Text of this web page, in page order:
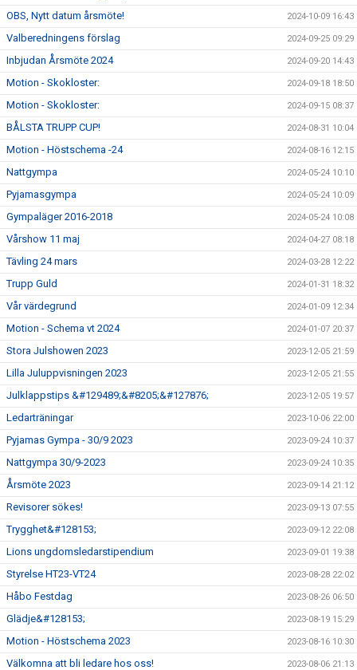
OBS, Nytt datum årsmöte! 2024-10-09 16:43
Valberedningens förslag 2024-09-25 09:29
Inbjudan Årsmöte 2024 2024-09-20 14:43
Motion - Skokloster: 2024-09-18 18:50
Motion - Skokloster: 2024-09-15 08:37
BÅLSTA TRUPP CUP! 2024-08-31 10:04
Motion - Höstschema -24 2024-08-16 12:15
Nattgympa 2024-05-24 10:10
Pyjamasgympa 2024-05-24 10:09
Gympaläger 2016-2018 2024-05-24 10:08
Vårshow 11 maj 2024-04-27 08:18
Tävling 24 mars 2024-03-28 12:22
Trupp Guld 2024-01-31 18:32
Vår värdegrund 2024-01-09 12:34
Motion - Schema vt 2024 2024-01-07 20:37
Stora Julshowen 2023 2023-12-05 21:59
Lilla Juluppvisningen 2023 2023-12-05 21:55
Julklappstips &#129489;&#8205;&#127876; 2023-12-05 19:57
Ledarträningar 2023-10-06 22:00
Pyjamas Gympa - 30/9 2023 2023-09-24 10:37
Nattgympa 30/9-2023 2023-09-24 10:35
Årsmöte 2023 2023-09-14 21:12
Revisorer sökes! 2023-09-13 07:55
Trygghet&#128153; 2023-09-12 22:08
Lions ungdomsledarstipendium 2023-09-01 19:38
Styrelse HT23-VT24 2023-08-28 22:02
Håbo Festdag 2023-08-26 06:50
Glädje&#128153; 2023-08-19 15:29
Motion - Höstschema 2023 2023-08-16 10:30
Välkomna att bli ledare hos oss! 2023-08-06 21:13